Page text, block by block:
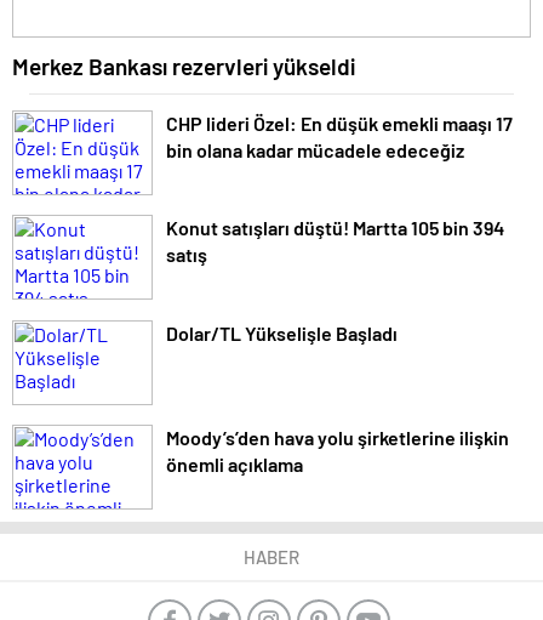
Merkez Bankası rezervleri yükseldi
CHP lideri Özel: En düşük emekli maaşı 17
bin olana kadar mücadele edeceğiz
Konut satışları düştü! Martta 105 bin 394
satış
Dolar/TL Yükselişle Başladı
Moody’s’den hava yolu şirketlerine ilişkin
önemli açıklama
HABER